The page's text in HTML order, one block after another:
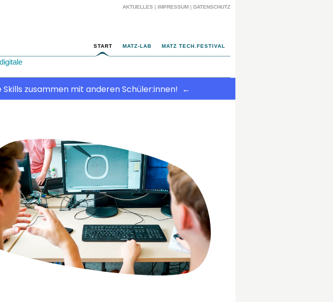
AKTUELLES | IMPRESSUM | DATENSCHUTZ
START MATZ-LAB MATZ TECH.FESTIVAL
Skills zusammen mit anderen Schüler:innen! ←